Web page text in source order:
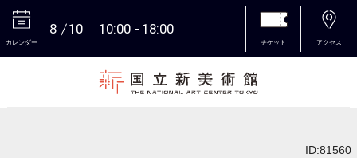
カレンダー
8 10 10:00 18:00
チケット アクセス
ID:81560